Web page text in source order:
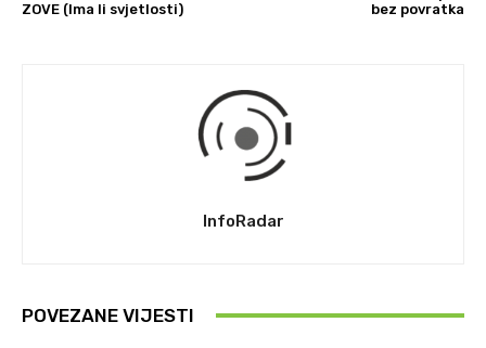
ZOVE (Ima li svjetlosti)
bez povratka
InfoRadar
POVEZANE VIJESTI